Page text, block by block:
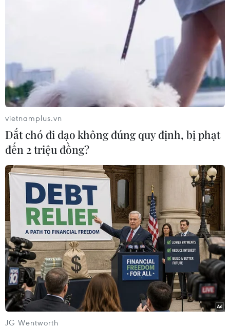
Người dân làm lễ với lòng thành kính mong các nạn nhân thiệt
mạng sớm siêu thoát.(Ảnh: Tuấn Đức/TTXVN)
Người dân thắp hương với lòng thành kính mong các nạn nhân
thiệt mạng sớm siêu thoát. (Ảnh: Tuấn Đức/TTXVN)
vietnamplus.vn
Dắt chó đi dạo không đúng quy định, bị phạt
đến 2 triệu đồng?
JG Wentworth